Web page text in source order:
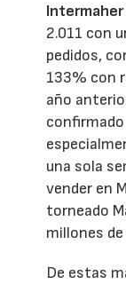
Intermaher
2.011 con
pedidos,
133% con
año
confirmado
una sola
vender en
torneado
millones
De estas